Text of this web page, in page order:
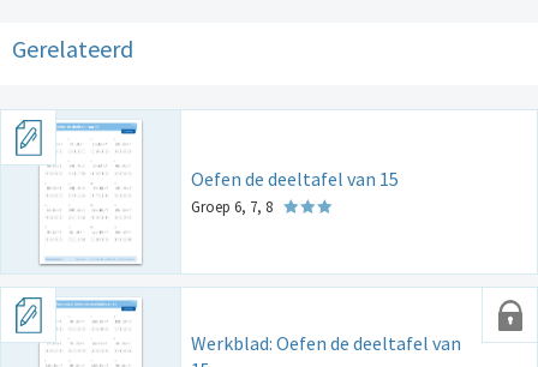
Gerelateerd
Oefen de deeltafel van 15
Groep 6, 7, 8
Werkblad: Oefen de deeltafel van